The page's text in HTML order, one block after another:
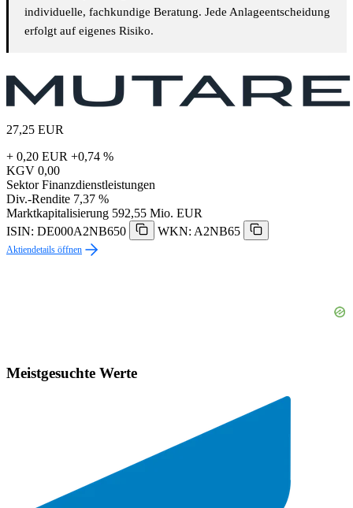
individuelle, fachkundige Beratung. Jede Anlageentscheidung
erfolgt auf eigenes Risiko.
27,25 EUR
+ 0,20 EUR +0,74 %
KGV 0,00
Sektor Finanzdienstleistungen
Div.-Rendite 7,37 %
Marktkapitalisierung 592,55 Mio. EUR
ISIN: DE000A2NB650
WKN: A2NB65
Aktiendetails öffnen
Meistgesuchte Werte